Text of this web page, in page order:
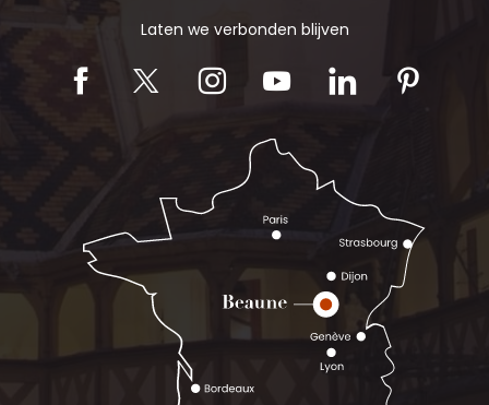
Laten we verbonden blijven